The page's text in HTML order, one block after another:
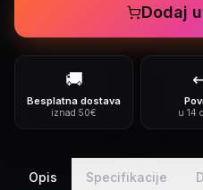
Dodaj
🚚
Besplatna dostava
iznad 50€ u 14
Opis Specifikacije